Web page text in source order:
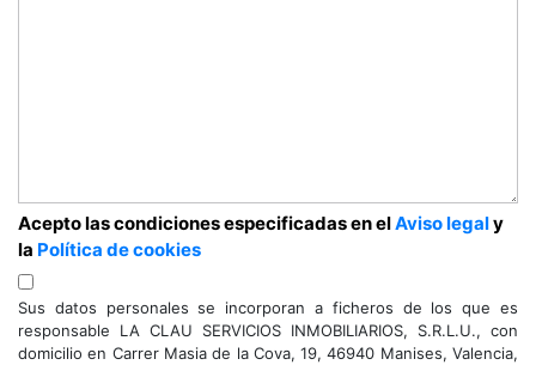
Acepto las condiciones especificadas en elAviso legaly
la Política de cookies
Sus datos personales se incorporan a ficheros de los que es
responsable LA CLAU SERVICIOS INMOBILIARIOS, S.R.L.U., con
domicilio en Carrer Masia de la Cova, 19, 46940 Manises, Valencia,